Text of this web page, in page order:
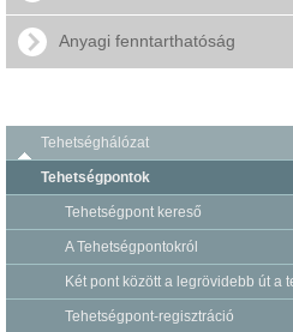
Anyagi fenntarthatóság
Tehetséghálózat
Tehetségpontok
Tehetségpont kereső
A Tehetségpontokról
Két pont között a legrövidebb út a
Tehetségpont-regisztráció